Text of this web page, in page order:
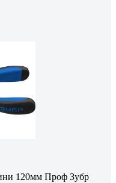
120мм Проф Зубр